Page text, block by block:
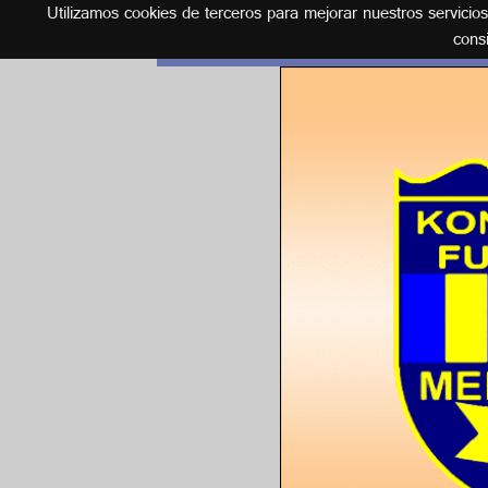
Utilizamos cookies de terceros para mejorar nuestros
Español